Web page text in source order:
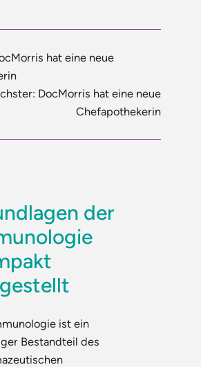
hat eine neue
DocMorris hat eine neue
Chefapothekerin
der
ist ein
Bestandteil des